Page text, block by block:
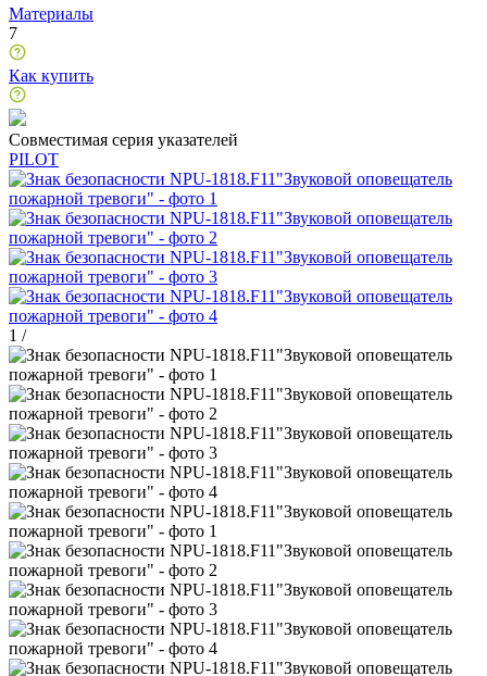
Материалы
7
Как купить
Совместимая серия указателей
PILOT
1 /